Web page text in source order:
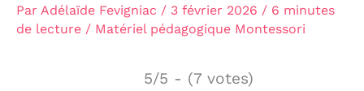
Par Adélaïde Fevigniac / 3 février 2026 / 6 minutes
de lecture / Matériel pédagogique Montessori
5/5 - (7 votes)